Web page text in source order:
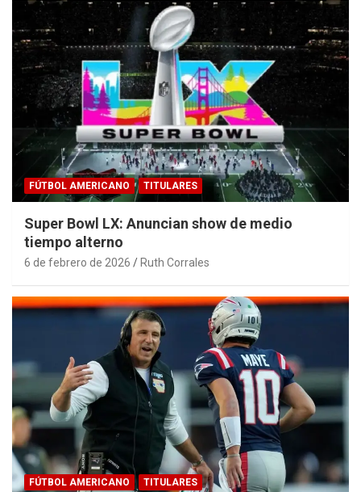
FÚTBOL AMERICANO TITULARES
Super Bowl LX: Anuncian show de medio
tiempo alterno
6 de febrero de 2026 Ruth Corrales
FÚTBOL AMERICANO TITULARES